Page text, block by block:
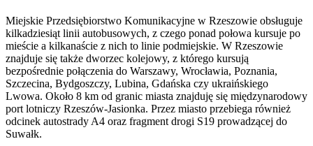
Miejskie Przedsiębiorstwo Komunikacyjne w Rzeszowie obsługuje
kilkadziesiąt linii autobusowych, z czego ponad połowa kursuje po
mieście a kilkanaście z nich to linie podmiejskie. W Rzeszowie
znajduje się także dworzec kolejowy, z którego kursują
bezpośrednie połączenia do Warszawy, Wrocławia, Poznania,
Szczecina, Bydgoszczy, Lubina, Gdańska czy ukraińskiego
Lwowa. Około 8 km od granic miasta znajduję się międzynarodowy
port lotniczy Rzeszów-Jasionka. Przez miasto przebiega również
odcinek autostrady A4 oraz fragment drogi S19 prowadzącej do
Suwałk.